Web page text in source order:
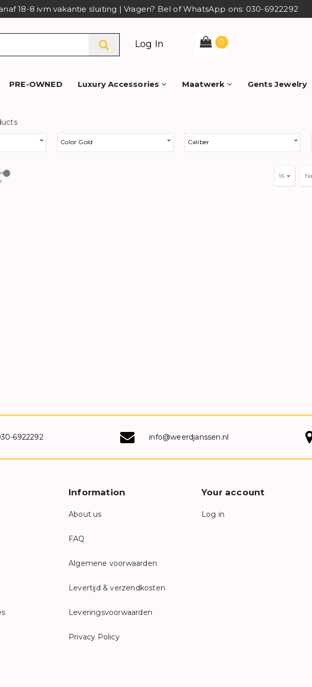
18-8 ivm vakantie sluiting | Vragen? Bel of WhatsApp ons: 030-6922292
Log In 0
PRE-OWNED Luxury Accessories Maatwerk Gents Jewelry
Color Gold Caliber
16
6922292 info@weerdjanssen.nl
Information
About us
FAQ
Algemene voorwaarden
Levertijd & verzendkosten
Leveringsvoorwaarden
Privacy Policy
Your account
Log in